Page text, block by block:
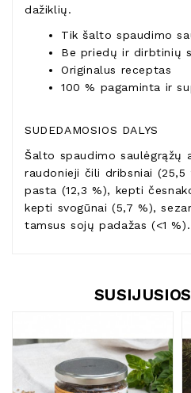
dažiklių.
Tik šalto spaudimo
Be priedų ir dirbtinių
Originalus receptas
100 % pagaminta ir
SUDEDAMOSIOS DALYS
Šalto spaudimo saulėgrąžų
raudonieji čili dribsniai (25,5
pasta (12,3 %), kepti
kepti svogūnai (5,7 %),
tamsus sojų padažas (<1 %).